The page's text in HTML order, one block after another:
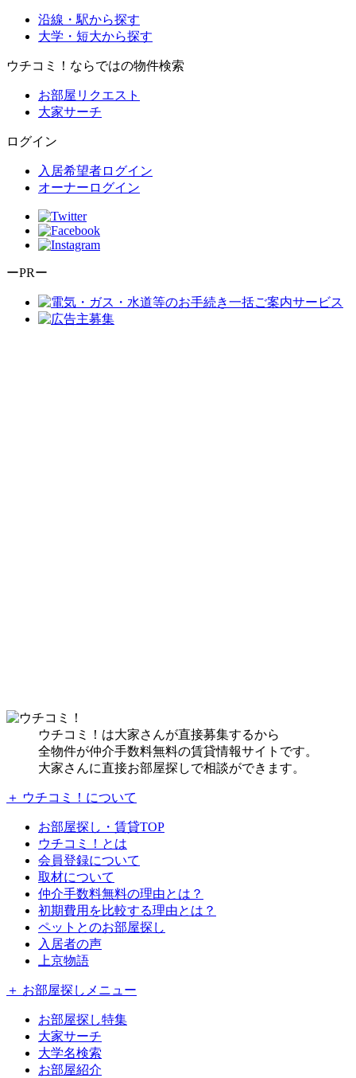
沿線・駅から探す
大学・短大から探す
ウチコミ！ならではの物件検索
お部屋リクエスト
大家サーチ
ログイン
入居希望者ログイン
オーナーログイン
ーPRー
ウチコミ！は大家さんが直接募集するから
全物件が仲介手数料無料の賃貸情報サイトです。
大家さんに直接お部屋探しで相談ができます。
＋ ウチコミ！について
お部屋探し・賃貸TOP
ウチコミ！とは
会員登録について
取材について
仲介手数料無料の理由とは？
初期費用を比較する理由とは？
ペットとのお部屋探し
入居者の声
上京物語
＋ お部屋探しメニュー
お部屋探し特集
大家サーチ
大学名検索
お部屋紹介